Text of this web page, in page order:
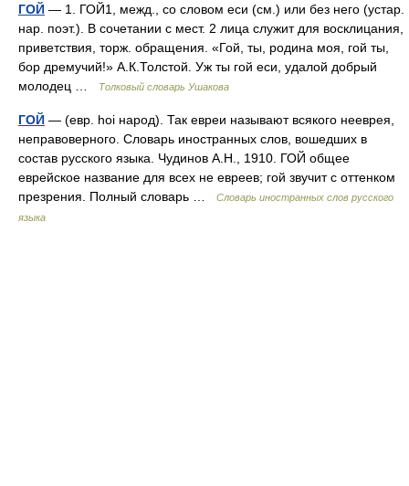
ГОЙ — 1. ГОЙ1, межд., со словом еси (см.) или без него (устар.
нар. поэт.). В сочетании с мест. 2 лица служит для восклицания,
приветствия, торж. обращения. «Гой, ты, родина моя, гой ты,
бор дремучий!» А.К.Толстой. Уж ты гой еси, удалой добрый
молодец …
Толковый словарь Ушакова
ГОЙ — (евр. hoi народ). Так евреи называют всякого нееврея,
неправоверного. Словарь иностранных слов, вошедших в
состав русского языка. Чудинов А.Н., 1910. ГОЙ общее
еврейское название для всех не евреев; гой звучит с оттенком
презрения. Полный словарь …
Словарь иностранных слов русского
языка